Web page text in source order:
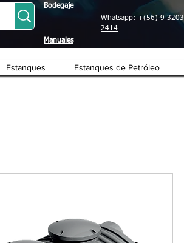
Bodegaje
Whatsapp: +(56) 9 3203
2414
Manuales
Estanques Estanques de Petróleo